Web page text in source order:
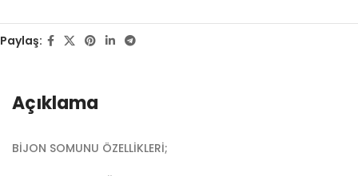
Paylaş:
Açıklama
BİJON SOMUNU ÖZELLİKLERİ;